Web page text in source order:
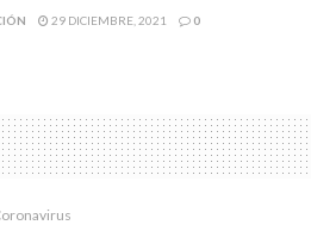
29 DICIEMBRE, 2021 0